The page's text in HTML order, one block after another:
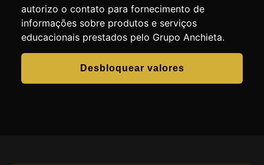
autorizo o contato para fornecimento de
informações sobre produtos e serviços
educacionais prestados pelo Grupo Anchieta.
Desbloquear valores